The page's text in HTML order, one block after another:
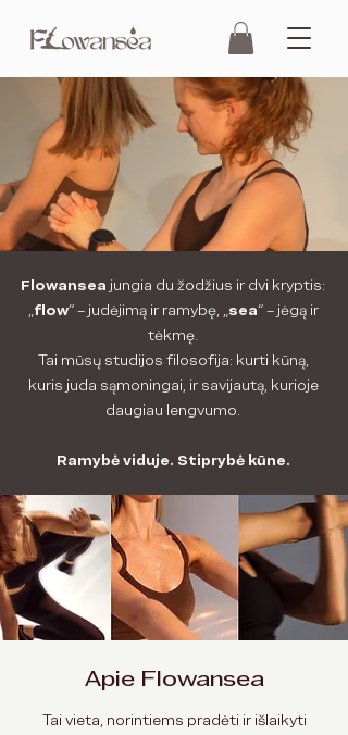
Flowansea jungia du žodžius ir dvi kryptis:
„flow“ – judėjimą ir ramybę, „sea“ – jėgą ir
tėkmę.
Tai mūsų studijos filosofija: kurti kūną,
kuris juda sąmoningai, ir savijautą, kurioje
daugiau lengvumo.
Ramybė viduje. Stiprybė kūne.
Apie Flowansea
Tai vieta, norintiems pradėti ir išlaikyti